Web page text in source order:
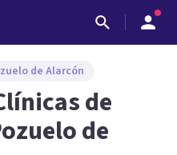
de Alarcón
de
de